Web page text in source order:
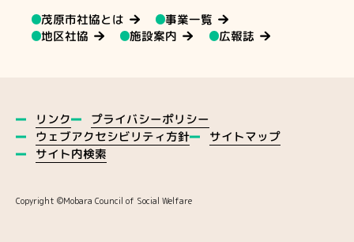
茂原市社協とは
事業一覧
地区社協
施設案内 広報誌
リンク プライバシーポリシー
ウェブアクセシビリティ方針
サイトマップ
サイト内検索
Copyright ©️Mobara Council of Social Welfare